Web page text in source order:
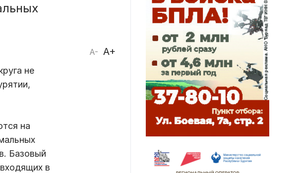
A- A+
не
на
Базовый
в